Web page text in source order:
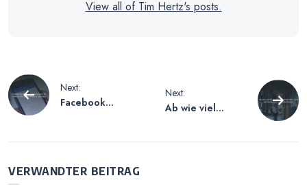
View all of Tim Hertz's posts.
Beitragsnavigation
Next:
Facebook
Next:
Ab wie viel
VERWANDTER BEITRAG